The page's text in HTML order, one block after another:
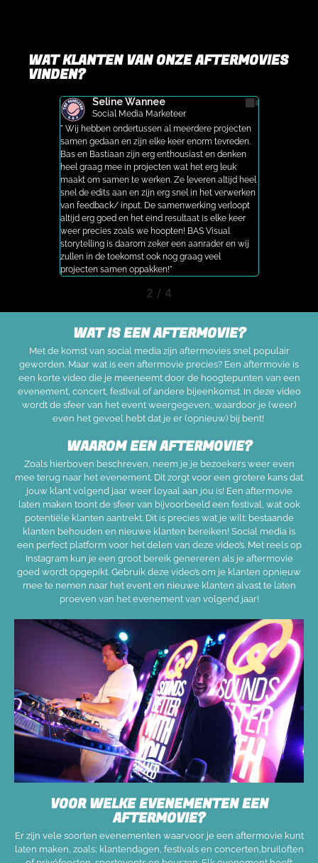
WAT KLANTEN VAN ONZE AFTERMOVIES
VINDEN?
Seline Wannee
Social Media Marketeer
" Wij hebben ondertussen al meerdere projecten
samen gedaan en zijn elke keer enorm tevreden.
Bas en Bastiaan zijn erg enthousiast en denken
heel graag mee in projecten wat het erg leuk
maakt om samen te werken. Ze leveren altijd heel
snel de edits aan en zijn erg snel in het verwerken
van feedback/ input. De samenwerking verloopt
altijd erg goed en het eind resultaat is elke keer
weer precies zoals we hoopten! BAS Visual
storytelling is daarom zeker een aanrader en wij
zullen in de toekomst ook nog graag veel
projecten samen oppakken!"
2 / 4
WAT IS EEN AFTERMOVIE?
Met de komst van socialmedia zijn aftermoviessnel populair
geworden. Maar wat is een aftermovie precies? Een aftermovie is
een korte video die je meeneemt door de hoogtepunten van een
evenement, concert, festival of andere bijeenkomst. In deze video
wordt de sfeer van het event weergegeven, waardoor je (weer)
even het gevoel hebt dat je er (opnieuw)bij bent!
WAAROM EEN AFTERMOVIE?
Zoals hierboven beschreven, neem je je bezoekers weer even
mee terug naar het evenement. Dit zorgt voor een grotere kans dat
jouw klant volgend jaar weer loyaal aan jou is! Een aftermovie
laten maken toont de sfeer van bijvoorbeeld een festival, wat ook
potentiële klanten aantrekt. Dit is precies wat je wilt: bestaande
klanten behouden en nieuwe klanten bereiken! Social media is
een perfect platform voor het delen van deze video’s. Met reels op
Instagram kun je een groot bereik genereren als je aftermovie
goed wordt opgepikt. Gebruik deze video’s om je klanten opnieuw
mee te nemen naar het event en nieuwe klanten alvast te laten
proeven van het evenement van volgend jaar!
VOOR WELKE EVENEMENTEN EEN
AFTERMOVIE?
Er zijn vele soorten evenementen waarvoor je een aftermovie kunt
laten maken, zoals; klantendagen, festivals en concerten,bruiloften